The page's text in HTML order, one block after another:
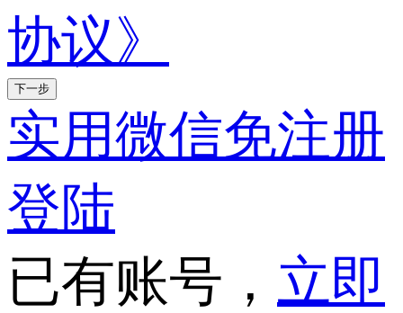
协议》
下一步
实用微信免注册
登陆
已有账号， 立即